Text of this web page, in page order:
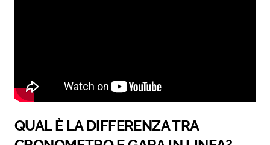
QUAL È LA DIFFERENZA TRA